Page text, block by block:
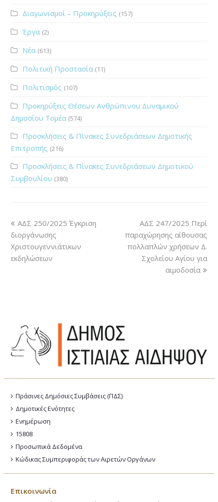
Διαγωνισμοί – Προκηρύξεις (157)
Έργα (2)
Νέα (613)
Πολιτική Προστασία (11)
Πολιτισμός (107)
Προκηρύξεις Θέσεων Ανθρώπινου Δυναμικού
Δημοσίου Τομέα (574)
Προσκλήσεις & Πίνακες Συνεδριάσεων Δημοτικής
Επιτροπής (216)
Προσκλήσεις & Πίνακες Συνεδριάσεων Δημοτικού
Συμβουλίου (380)
ΑΔΣ 250/2025 Έγκριση
διοργάνωσης
Χριστουγεννιάτικων
εκδηλώσεων
ΑΔΣ 247/2025 Περί
παραχώρησης αίθουσας
πολλαπλών χρήσεων Δ.
Σχολείου Αγίου για
αιμοδοσία
Πράσινες Δημόσιες Συμβάσεις (ΠΔΣ)
Δημοτικές Ενότητες
Ενημέρωση
15808
Προσωπικά Δεδομένα
Κώδικας Συμπεριφοράς των Αιρετών Οργάνων
Επικοινωνία